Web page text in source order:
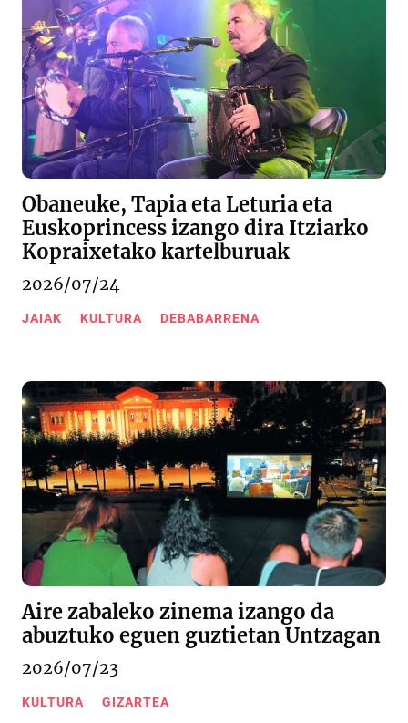
Obaneuke, Tapia eta Leturia eta
Euskoprincess izango dira Itziarko
Kopraixetako kartelburuak
2026/07/24
JAIAK KULTURA DEBABARRENA
Aire zabaleko zinema izango da
abuztuko eguen guztietan Untzagan
2026/07/23
KULTURA GIZARTEA